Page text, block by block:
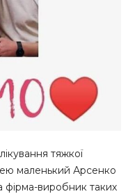
тяжкої
маленький Арсенко
фірма-виробник таких